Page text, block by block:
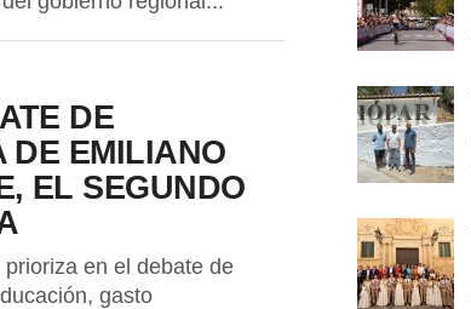
DE
DE EMILIANO
EL SEGUNDO
en el debate de
gasto